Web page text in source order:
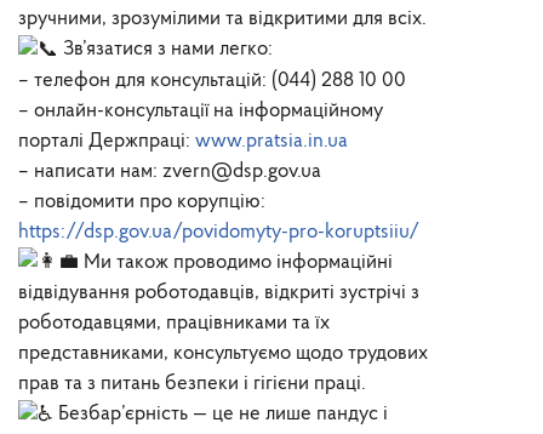
зручними, зрозумілими та відкритими для всіх.
Зв’язатися з нами легко:
– телефон для консультацій: (044) 288 10 00
– онлайн-консультації на інформаційному
порталі Держпраці: www.pratsia.in.ua
– написати нам: zvern@dsp.gov.ua
– повідомити про корупцію:
https://dsp.gov.ua/povidomyty-pro-koruptsiiu/
Ми також проводимо інформаційні
відвідування роботодавців, відкриті зустрічі з
роботодавцями, працівниками та їх
представниками, консультуємо щодо трудових
прав та з питань безпеки і гігієни праці.
Безбар’єрність — це не лише пандус і